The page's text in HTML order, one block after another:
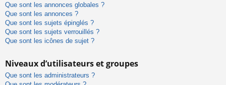
Que sont les annonces globales ?
Que sont les annonces ?
Que sont les sujets épinglés ?
Que sont les sujets verrouillés ?
Que sont les icônes de sujet ?
Niveaux d’utilisateurs et groupes
Que sont les administrateurs ?